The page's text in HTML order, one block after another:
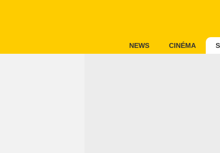
NEWS CINÉMA